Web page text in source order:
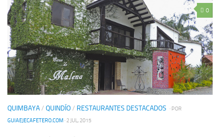
0
QUIMBAYA/ QUINDÍO/ RESTAURANTES DESTACADOS · POR
GUIAEJECAFETERO.COM · 2 JUL, 2015